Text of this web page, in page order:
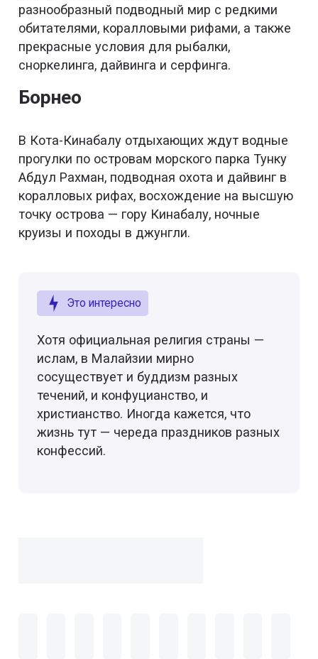
разнообразный подводный мир с редкими
обитателями, коралловыми рифами, а также
прекрасные условия для рыбалки,
сноркелинга, дайвинга и серфинга.
Борнео
В Кота-Кинабалу отдыхающих ждут водные
прогулки по островам морского парка Тунку
Абдул Рахман, подводная охота и дайвинг в
коралловых рифах, восхождение на высшую
точку острова — гору Кинабалу, ночные
круизы и походы в джунгли.
Это интересно
Хотя официальная религия страны —
ислам, в Малайзии мирно
сосуществует и буддизм разных
течений, и конфуцианство, и
христианство. Иногда кажется, что
жизнь тут — череда праздников разных
конфессий.